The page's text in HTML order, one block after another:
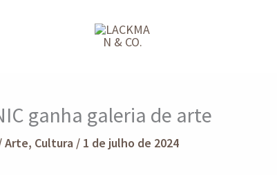
ganha galeria de arte
Arte, Cultura / 1 de julho de 2024